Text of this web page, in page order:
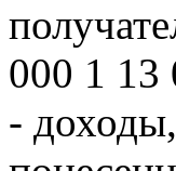
000 1 13
-